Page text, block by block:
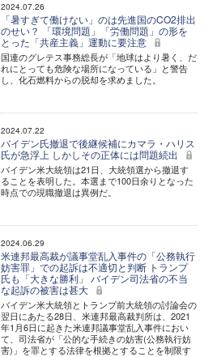
2024.07.26
「暑すぎて働けない」のは先進国のCO2排出
のせい？ 「環境問題」「労働問題」の形を
とった「共産主義」運動に要注意
国連のグレテス事務総長が「地球はより暑く、だ
れにとっても危険な場所になっている」と警告
し、化石燃料からの脱却を求めました。
2024.07.22
バイデン氏撤退で後継候補にカマラ・ハリス
氏が急浮上 しかしその正体には問題続出
バイデン米大統領は21日、大統領選から撤退す
ることを表明した。本選まで100日余りとなった
時点での現職撤退は異例だ。
2024.06.29
米連邦最高裁が議事堂乱入事件の「公務執行
妨害罪」での起訴は不適切と判断 トランプ
氏も「大きな勝利」 バイデン司法省の不当
な起訴の被害は甚大
バイデン米大統領とトランプ前大統領の討論会の
翌日にあたる28日、米連邦最高裁判所は、2021
年1月6日に起きた米連邦議事堂乱入事件におい
て、司法省が「公的な手続きの妨害(公務執行妨
害)」を罪とする法律を根拠とすることを制限す